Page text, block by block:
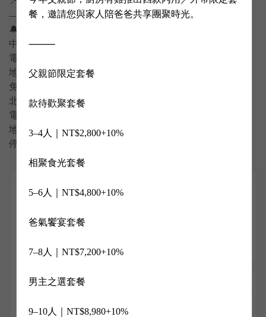
————————————————————
🔔店家資訊
中華總店
電話｜(06)288-2656
地址｜台南市東區中華東路三段300號
免費停車｜文化中心特約停車場，消費可抵 2 小時
北安旗艦店 & A2館宴會廳
電話｜(06)283-2929
地址｜北區北安路一段161號／育成路106號2樓
停車場｜A2館對面專用停車場
餐，邀請您與家人陪爸爸共享團聚時光。
⸻
父親節限定套餐
款待歡聚套餐
3–4人｜NT$2,800+10%
相聚食光套餐
5–6人｜NT$4,800+10%
爸氣饗宴套餐
7–8人｜NT$7,200+10%
男主之選套餐
9–10人｜NT$8,980+10%